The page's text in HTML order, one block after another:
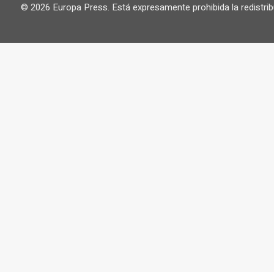
© 2026 Europa Press. Está expresamente prohibida la